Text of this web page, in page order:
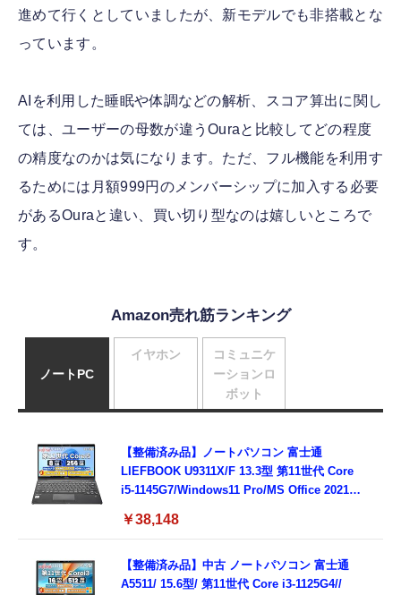
進めて行くとしていましたが、新モデルでも非搭載とな
っています。
AIを利用した睡眠や体調などの解析、スコア算出に関し
ては、ユーザーの母数が違うOuraと比較してどの程度
の精度なのかは気になります。ただ、フル機能を利用す
るためには月額999円のメンバーシップに加入する必要
があるOuraと違い、買い切り型なのは嬉しいところで
す。
Amazon売れ筋ランキング
ノートPC
【整備済み品】ノートパソコン 富士通
LIEFBOOK U9311X/F 13.3型 第11世代 Core
i5-1145G7/Windows11 Pro/MS Office 2021搭
Type-C/360度回転対応/有線静音マウス付
8GB,SSD256GB)
￥38,148
【整備済み品】中古 ノートパソコン 富士通
A5511/ 15.6型/ 第11世代 Core i3-1125G4//
イヤホン
コミュニケ
ーションロ
ボット